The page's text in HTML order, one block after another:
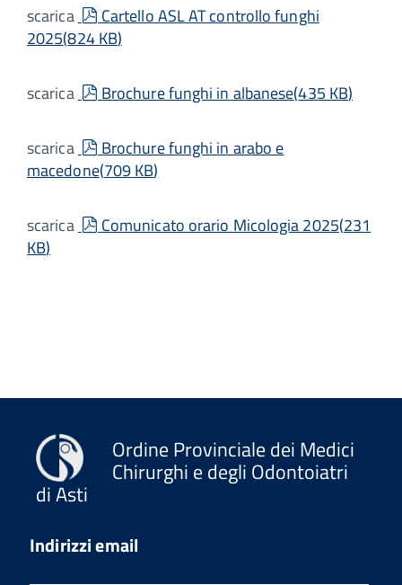
scarica pdf
Cartello ASL AT controllo funghi
2025(824 KB)
scarica pdf
Brochure funghi in albanese(435 KB)
scarica pdf
Brochure funghi in arabo e
macedone(709 KB)
scarica pdf
Comunicato orario Micologia 2025(231
KB)
Ordine Provinciale dei Medici
Chirurghi e degli Odontoiatri
di Asti
Indirizzi email